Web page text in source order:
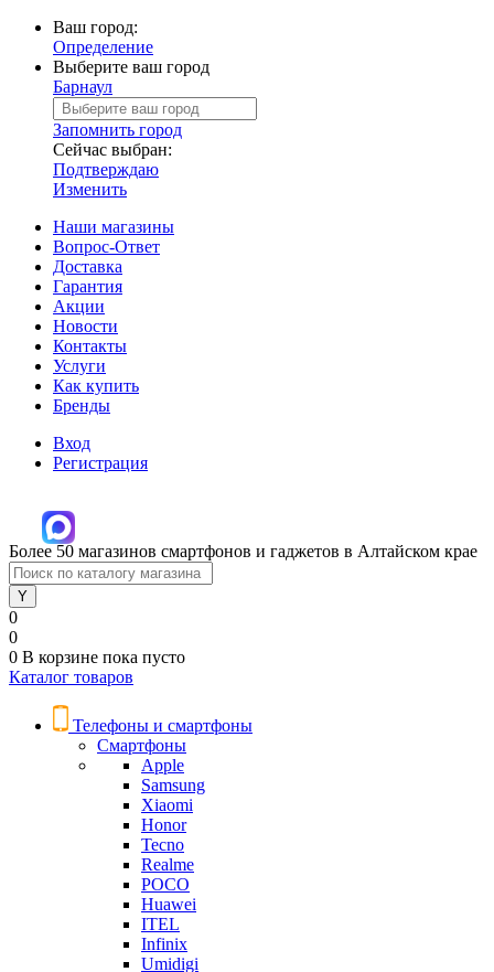
Ваш город:
Определение
Выберите ваш город
Барнаул
Запомнить город
Сейчас выбран:
Подтверждаю
Изменить
Наши магазины
Вопрос-Ответ
Доставка
Гарантия
Акции
Новости
Контакты
Услуги
Как купить
Бренды
Вход
Регистрация
Более 50 магазинов смартфонов и гаджетов в Алтайском крае
0
0
0 В корзине пока пусто
Каталог товаров
Телефоны и смартфоны
Смартфоны
Apple
Samsung
Xiaomi
Honor
Tecno
Realme
POCO
Huawei
ITEL
Infinix
Umidigi